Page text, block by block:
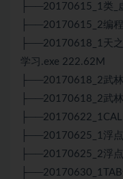
├──20170615_1类_
├──20170615_2编
├──20170618_1天
学习.exe 222.62M
├──20170618_2武
├──20170618_2武
├──20170625_1浮
├──20170625_2浮